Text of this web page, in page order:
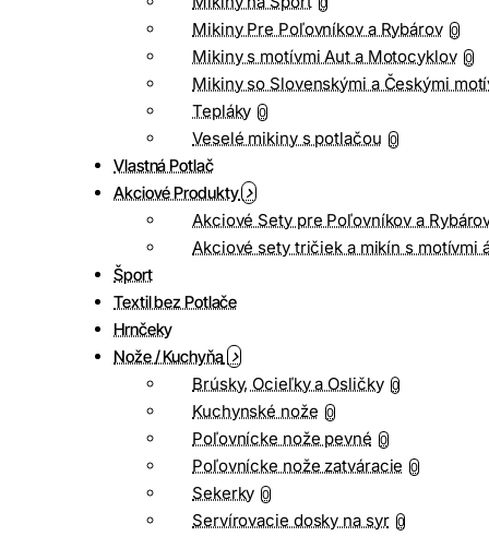
0
Mikiny Pre Poľovníkov a Rybárov 0
Mikiny s motívmi Aut a Motocyklov 0
Mikiny so Slovenskými a Českými
Tepláky 0
Veselé mikiny s potlačou 0
Vlastná Potlač
Akciové Produkty
Akciové Sety pre Poľovníkov a
Akciové sety tričiek a mikín s motívmi
Šport
Textil bez Potlače
Hrnčeky
Nože / Kuchyňa
Brúsky, Ocieľky a Osličky 0
Kuchynské nože 0
Poľovnícke nože pevné 0
Poľovnícke nože zatváracie 0
Sekerky 0
Servírovacie dosky na syr 0